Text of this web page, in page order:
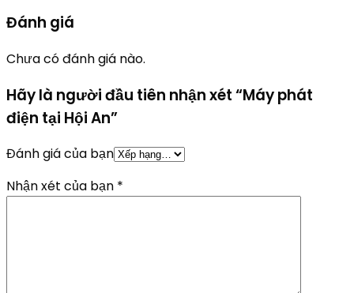
Đánh giá
Chưa có đánh giá nào.
Hãy là người đầu tiên nhận xét “Máy phát
điện tại Hội An”
Đánh giá của bạn
Nhận xét của bạn *